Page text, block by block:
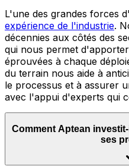
L'une des grandes forces
expérience de l'industrie.
décennies aux côtés des
qui nous permet
éprouvées à chaque
du terrain nous aide à
le processus et à assurer
avec l'appui d'experts qui
Comment Aptean
ses